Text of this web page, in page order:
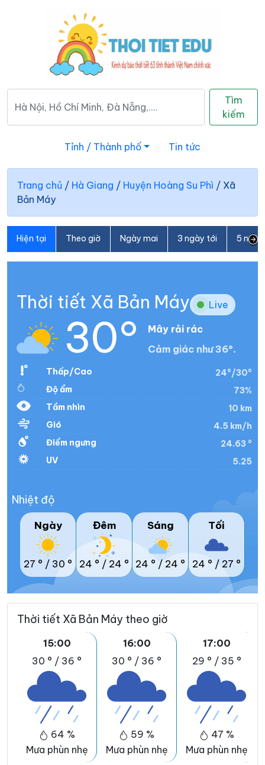
Tìm
kiếm
Tỉnh / Thành phố Tin tức
Trang chủ / Hà Giang / Huyện Hoàng Su Phì / Xã
Bản Máy
Hiện tại Theo giờ Ngày mai 3 ngày tới 5
Thời tiết Xã Bản Máy Live
30°
Mây rải rác
Cảm giác như 36°.
Thấp/Cao
24°/30°
Độ ẩm
73%
Tầm nhìn
10 km
Gió
4.5 km/h
Điểm ngưng
24.63 °
UV
5.25
Nhiệt độ
Ngày
27 ° / 30 °
Đêm
24 ° / 24 °
Sáng
24 ° / 24 °
Tối
24 ° / 27 °
Thời tiết Xã Bản Máy theo giờ
15:00
30 ° / 36 °
64 %
Mưa phùn nhẹ
16:00
30 ° / 36 °
59 %
Mưa phùn nhẹ
17:00
29 ° / 35 °
47 %
Mưa phùn nhẹ